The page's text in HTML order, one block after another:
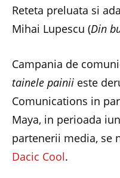
Reteta preluata si
Mihai Lupescu (Din
Campania de
tainele painii este
Comunications in
Maya, in perioada
partenerii media, se
Dacic Cool.